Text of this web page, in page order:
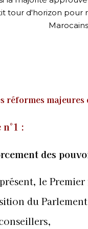
tour d'horizon
réformes
:
des
présent, le
du